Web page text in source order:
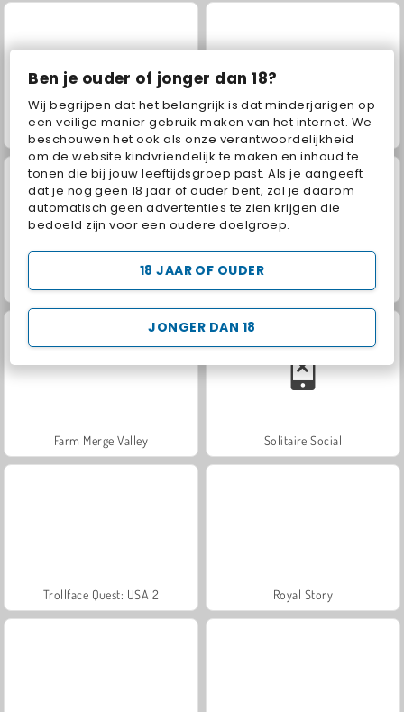
Ben je ouder of jonger dan 18?
Wij begrijpen dat het belangrijk is dat minderjarigen op
een veilige manier gebruik maken van het internet. We
beschouwen het ook als onze verantwoordelijkheid
om de website kindvriendelijk te maken en inhoud te
tonen die bij jouw leeftijdsgroep past. Als je aangeeft
dat je nog geen 18 jaar of ouder bent, zal je daarom
automatisch geen advertenties te zien krijgen die
bedoeld zijn voor een oudere doelgroep.
JONGER DAN 18
18 JAAR OF OUDER
Grand Mahjong Connect Scala 40
Fashion Princess - Dress Up for Girls Masha and the Bear: Meadows
Farm Merge Valley Solitaire Social
Trollface Quest: USA 2 Royal Story